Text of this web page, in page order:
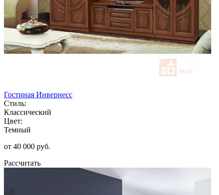
Гостиная Инвернесс
Стиль:
Классический
Цвет:
Темный
от 40 000 руб.
Рассчитать